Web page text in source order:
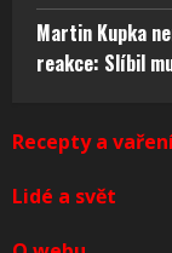
Martin Kupka
reakce: Slíbil
Recepty a
Lidé a svět